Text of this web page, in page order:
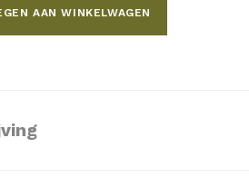
AAN WINKELWAGEN